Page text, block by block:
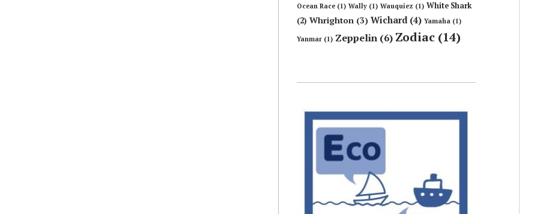
Ocean Race (1) Wally (1) Wauquiez (1) White Shark
(2) Whrighton (3) Wichard(4) Yamaha (1)
Yanmar (1) Zeppelin (6) Zodiac (14)